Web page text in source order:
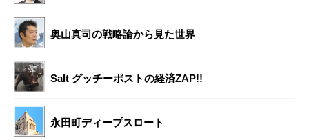
奥山真司の戦略論から見た世界
Salt グッチーポストの経済ZAP!!
永田町ディープスロート